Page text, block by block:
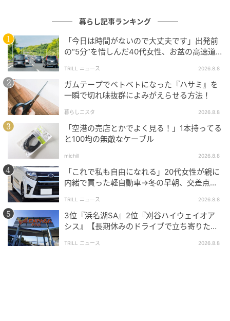
荷造りがらくちんに！セリアの『持ち運び用
シリコンカバー 2個入り』
michill
使い方はとても簡単で、歯磨き粉や洗顔料などの上か
らシリコンカバーをピタッと被せるだけ。
暮らし記事ランキング
「今日は時間がないので大丈夫です」出発前
の“5分”を惜しんだ40代女性、お盆の高速道
TRILL ニュース 2026.8.8
ガムテープでベトベトになった『ハサミ』を
一瞬で切れ味抜群によみがえらせる方法！
暮らしニスタ 2026.8.8
「空港の売店とかでよく見る！」1本持ってる
と100均の無敵なケーブル
michill 2026.8.8
「これで私も自由になれる」20代女性が親に
内緒で買った軽自動車→冬の早朝、交差点で
TRILL ニュース 2026.8.8
3位『浜名湖SA』2位『刈谷ハイウェイオア
シス』【長期休みのドライブで立ち寄りたい
実」
TRILL ニュース 2026.8.8